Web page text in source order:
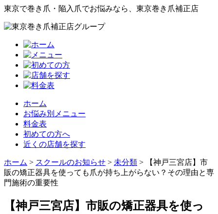
東京で巻き爪・陥入爪でお悩みなら、東京巻き爪補正店
ホーム
お悩み別メニュー
料金表
初めての方へ
近くの店舗を探す
ホーム > スクールのお知らせ > 未分類 >
【神戸三宮店】市
販の矯正器具を使っても爪が持ち上がらない？その理由と専
門施術の重要性
【神戸三宮店】市販の矯正器具を使っ